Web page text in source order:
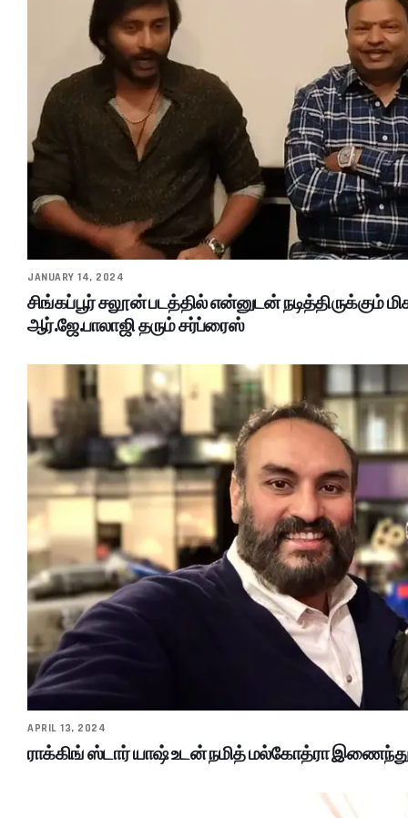
JANUARY 14, 2024
சிங்கப்பூர் சலூன் படத்தில் என்னுடன் நடித்திருக்கும்
ஆர்.ஜே.பாலாஜி தரும் சர்ப்ரைஸ்
APRIL 13, 2024
ராக்கிங் ஸ்டார் யாஷ் உடன் நமித் மல்கோத்ரா